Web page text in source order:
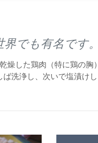
でも有​​名です
燥した鶏肉（特に鶏の胸
洗浄し、次いで塩漬け